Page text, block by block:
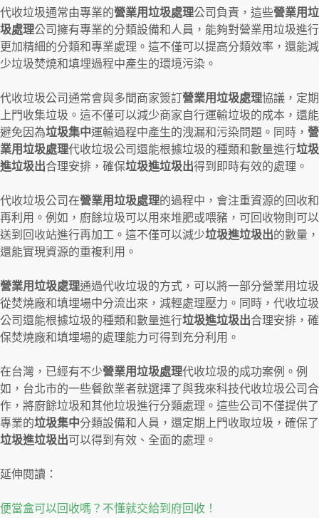
代收垃圾通常由專業的營業用垃圾處理公司負責，這些營業用垃
圾處理公司擁有專業的分類設備和人員，能夠對營業用垃圾進行
更加精細的分類和專業處理。這不僅可以提高分類效率，還能減
少垃圾焚燒和填埋過程中產生的環境污染。
代收垃圾公司通常會與多間商家簽訂營業用垃圾處理協議，定期
上門收集垃圾。這不僅可以減少商家自行運輸垃圾的成本，還能
避免因為垃圾集中運輸過程中產生的洩漏和污染問題。同時， 營
業用垃圾處理代收垃圾公司還能根據垃圾的種類和數量進行垃圾
進垃圾出合理安排，確保垃圾進垃圾出得到即時有效的處理。
代收垃圾公司在營業用垃圾處理的過程中，會注重資源的回收和
再利用。例如，廚餘垃圾可以用來堆肥或喂豬，可回收物則可以
送到回收站進行再加工。這不僅可以減少垃圾進垃圾出的數量，
還能實現資源的重複利用。
營業用垃圾處理通過代收垃圾的方式，可以將一部分營業用垃圾
從焚燒廠和填埋場中分流出來，減輕處理壓力。同時，代收垃圾
公司還能根據垃圾的種類和數量進行垃圾進垃圾出合理安排，確
保焚燒廠和填埋場的處理能力可得到充分利用。
在台灣，已經有不少營業用垃圾處理代收垃圾的成功案例。例
如，台北市的一些餐飲業者就選擇了與我來科技代收垃圾公司合
作，將廚餘垃圾和其他垃圾進行分類處理。這些公司不僅提供了
專業的垃圾集中分類設備和人員，還定期上門收取垃圾，確保了
垃圾進垃圾出可以得到有效、全面的處理。
延伸閱讀：
便當盒可以回收嗎？不懂就交給到府回收！